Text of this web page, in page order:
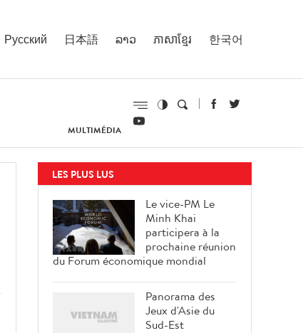
Русский 日本語 ລາວ ភាសាខ្មែរ 한국어
MULTIMÉDIA
LES PLUS LUS
Le vice-PM Le
Minh Khai
participera à la
prochaine réunion
du Forum économique mondial
Panorama des
Jeux d'Asie du
Sud-Est